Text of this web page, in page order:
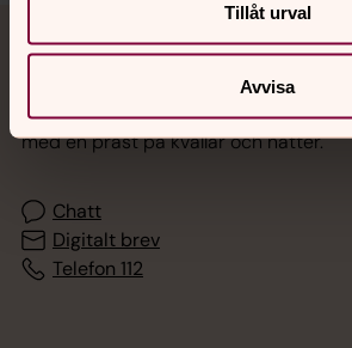
Tillåt urval
Avvisa
Jourhavande präst
Akut samtals- och krisstöd. Prata
med en präst på kvällar och nätter.
Chatt
Digitalt brev
Telefon 112